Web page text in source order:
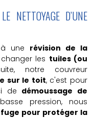
NETTOYAGE D’UNE
une révision de la
les tuiles (ou
notre couvreur
sur le toit, c'est pour
de démoussage de
pression, nous
pour protéger la